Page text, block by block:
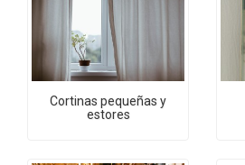
Cortinas pequeñas y
estores